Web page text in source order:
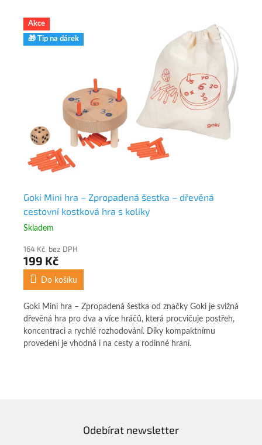
Akce
🎁 Tip na dárek
Goki Mini hra – Zpropadená šestka – dřevěná
cestovní kostková hra s kolíky
Skladem
164 Kč bez DPH
199 Kč
Do košíku
Goki Mini hra – Zpropadená šestka od značky Goki je svižná
dřevěná hra pro dva a více hráčů, která procvičuje postřeh,
koncentraci a rychlé rozhodování. Díky kompaktnímu
provedení je vhodná i na cesty a rodinné hraní.
Odebírat newsletter